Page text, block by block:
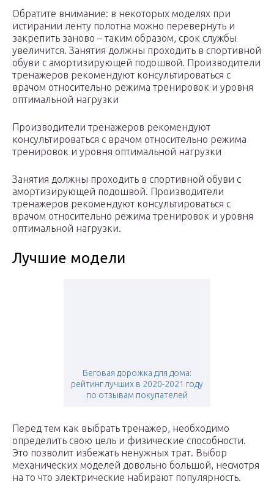
Обратите внимание: в некоторых моделях при
истирании ленту полотна можно перевернуть и
закрепить заново – таким образом, срок службы
увеличится. Занятия должны проходить в спортивной
обуви с амортизирующей подошвой. Производители
тренажеров рекомендуют консультироваться с
врачом относительно режима тренировок и уровня
оптимальной нагрузки
Производители тренажеров рекомендуют
консультироваться с врачом относительно режима
тренировок и уровня оптимальной нагрузки
Занятия должны проходить в спортивной обуви с
амортизирующей подошвой. Производители
тренажеров рекомендуют консультироваться с
врачом относительно режима тренировок и уровня
оптимальной нагрузки.
Лучшие модели
Беговая дорожка для дома:
рейтинг лучших в 2020-2021 году
по отзывам покупателей
Перед тем как выбрать тренажер, необходимо
определить свою цель и физические способности.
Это позволит избежать ненужных трат. Выбор
механических моделей довольно большой, несмотря
на то что электрические набирают популярность.